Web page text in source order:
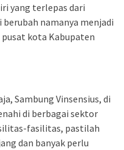
yang terlepas dari
namanya menjadi
kota Kabupaten
Sambung Vinsensius, di
di berbagai sektor
fasilitas, pastilah
dan banyak perlu